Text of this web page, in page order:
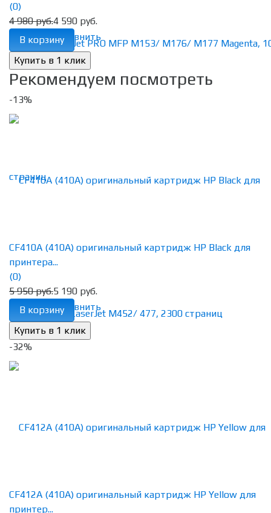
избранное сравнить
(0)
4 980 руб.4 590 руб.
В корзину
Рекомендуем посмотреть
-13%
избранное сравнить
CF410A (410A) оригинальный картридж HP Black для
принтера...
(0)
5 950 руб.5 190 руб.
В корзину
-32%
CF412A (410A) оригинальный картридж HP Yellow для
принтер...